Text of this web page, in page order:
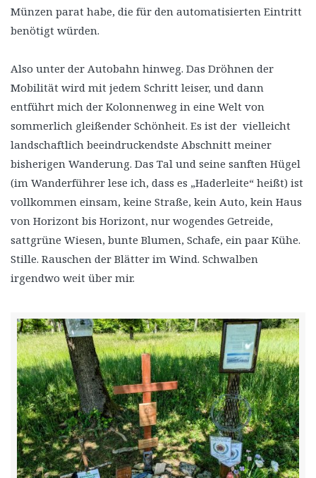
Münzen parat habe, die für den automatisierten Eintritt
benötigt würden.
Also unter der Autobahn hinweg. Das Dröhnen der
Mobilität wird mit jedem Schritt leiser, und dann
entführt mich der Kolonnenweg in eine Welt von
sommerlich gleißender Schönheit. Es ist der vielleicht
landschaftlich beeindruckendste Abschnitt meiner
bisherigen Wanderung. Das Tal und seine sanften Hügel
(im Wanderführer lese ich, dass es „Haderleite“ heißt) ist
vollkommen einsam, keine Straße, kein Auto, kein Haus
von Horizont bis Horizont, nur wogendes Getreide,
sattgrüne Wiesen, bunte Blumen, Schafe, ein paar Kühe.
Stille. Rauschen der Blätter im Wind. Schwalben
irgendwo weit über mir.